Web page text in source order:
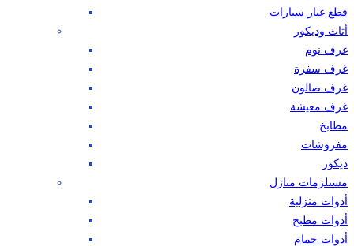
قطع غيار سيارات
أثاث وديكور
غرف نوم
غرف سفرة
غرف صالون
غرف معيشة
مطابخ
مفروشات
ديكور
مستلزمات منازل
أدوات منزلية
أدوات مطبخ
أدوات حمام